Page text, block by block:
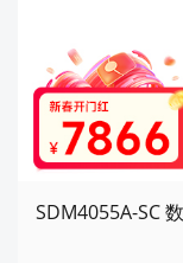
SDM4055A-SC